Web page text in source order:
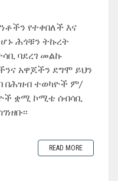
የተቀበለች እና
ሕጎቹን ትኩረት
ባደረገ መልኩ
አዋጆችን ደግሞ ይህን
በሕዝብ ተወካዮች ም/
ቋሚ ኮሚቴ ሰብሳቢ
READ MORE